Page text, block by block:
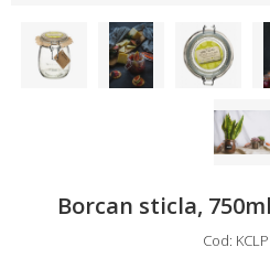
Borcan sticla,
Cod: